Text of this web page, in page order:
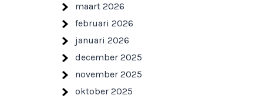
maart 2026
februari 2026
januari 2026
december 2025
november 2025
oktober 2025